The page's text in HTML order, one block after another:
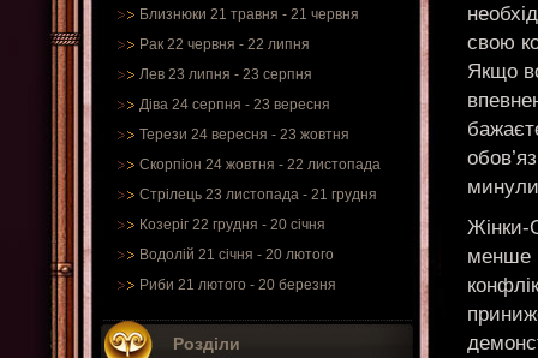
Близнюки 21 травня - 21 червня
Рак 22 червня - 22 липня
Лев 23 липня - 23 серпня
Діва 24 серпня - 23 вересня
Терези 24 вересня - 23 жовтня
Скорпіон 24 жовтня - 22 листопада
Стрілець 23 листопада - 21 грудня
Козеріг 22 грудня - 20 січня
Водолій 21 січня - 20 лютого
Риби 21 лютого - 20 березня
Розділи
свою
Якщо
Жінки-
менше